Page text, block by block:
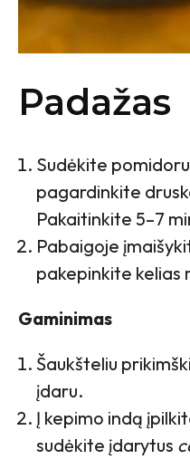
Padažas
Sudėkite
pagardinkite
Pakaitinkite 5–7
Pabaigoje
pakepinkite kelias
Gaminimas
Šaukšteliu
įdaru.
Į kepimo indą
sudėkite įdarytus